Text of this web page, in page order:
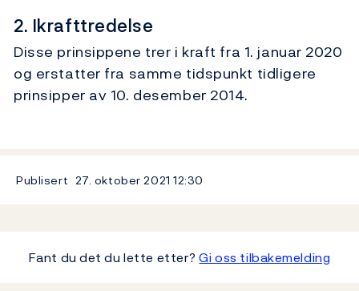
2. Ikrafttredelse
Disse prinsippene trer i kraft fra 1. januar 2020
og erstatter fra samme tidspunkt tidligere
prinsipper av 10. desember 2014.
Publisert 27. oktober 202112:30
Fant du det du lette etter?Gi oss tilbakemelding